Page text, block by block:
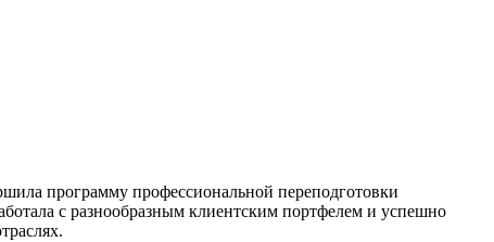
программу профессиональной переподготовки
с разнообразным клиентским портфелем и успешно